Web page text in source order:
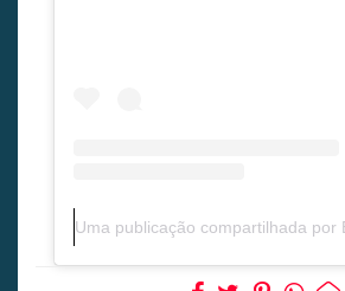
Uma publicação compartilhada